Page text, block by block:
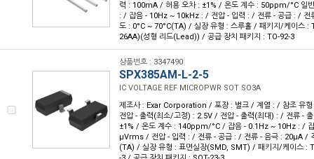
력 : 100mA / 허용 오차 : ±1% / 온도 계수 : 50ppm/°C 일
: / 잡음 - 10Hz ~ 10kHz : / 전압 - 입력 : / 전류 - 공급 : / 전
도 : 0°C ~ 70°C(TA) / 실장 유형 : 스루홀 / 패키지/케이스 :
26AA)(성형 리드(Lead)) / 공급 장치 패키지 : TO-92-3
상품번호 : 3347490
SPX385AM-L-2-5
IC VOLTAGE REF MICROPWR SOT SO3A
제조사 : Exar Corporation / 포장 : 벌크 / 계열 : / 참조 유
전압 - 출력(최소/고정) : 2.5V / 전압 - 출력(최대) : / 전류 -
±1% / 온도 계수 : 140ppm/°C / 잡음 - 0.1Hz ~ 10Hz : /
µVrms / 전압 - 입력 : / 전류 - 공급 : / 전류 - 음극 : 20µA /
(TA) / 실장 유형 : 표면실장(SMD, SMT) / 패키지/케이스 :